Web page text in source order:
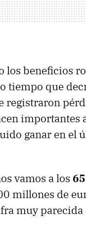
beneficios
tiempo que
registraron
importantes
ganar en el
vamos a los
millones de
muy parecida